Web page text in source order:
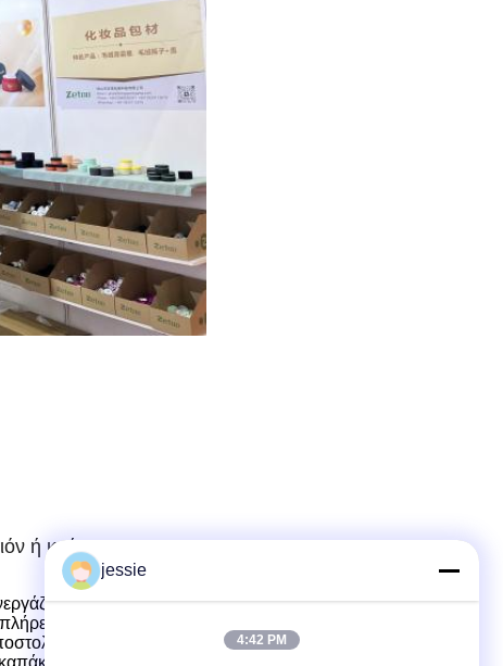
ή κρέμας
με τους πελάτες για την ανάπτυξη και το σχεδιασμό
σύνολο υπηρεσιών από το σχεδιασμό της δομής του
καπάκι
jessie
4:42 PM